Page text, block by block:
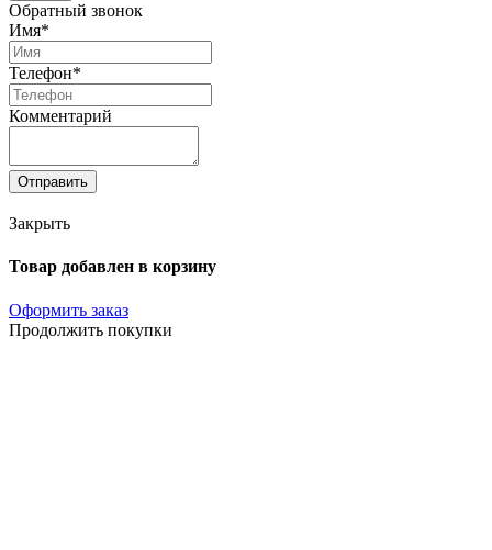
Обратный звонок
Имя*
Телефон*
Комментарий
Отправить
Закрыть
Товар добавлен в корзину
Оформить заказ
Продолжить покупки